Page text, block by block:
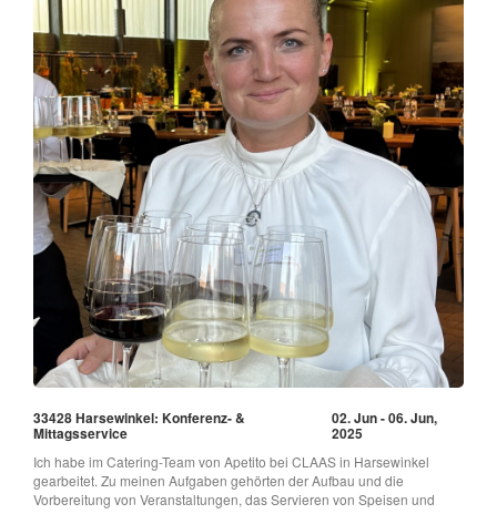
33428 Harsewinkel: Konferenz- &
Mittagsservice
02. Jun - 06. Jun,
2025
Ich habe im Catering-Team von Apetito bei CLAAS in Harsewinkel
gearbeitet. Zu meinen Aufgaben gehörten der Aufbau und die
Vorbereitung von Veranstaltungen, das Servieren von Speisen und